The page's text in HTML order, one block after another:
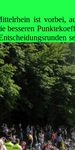
ist vorbei,
besseren